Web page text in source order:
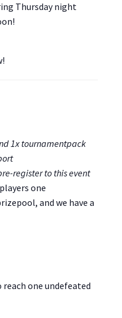
Thursday night
1x tournamentpack
register to this event
one
and we have a
reach one undefeated